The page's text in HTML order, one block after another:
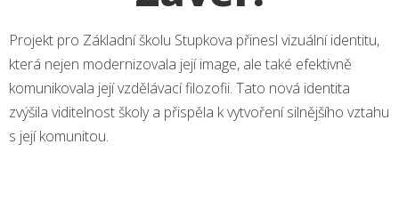
Projekt pro Základní školu Stupkova přinesl vizuální identitu,
která nejen modernizovala její image, ale také efektivně
komunikovala její vzdělávací filozofii. Tato nová identita
zvýšila viditelnost školy a přispěla k vytvoření silnějšího vztahu
s její komunitou.